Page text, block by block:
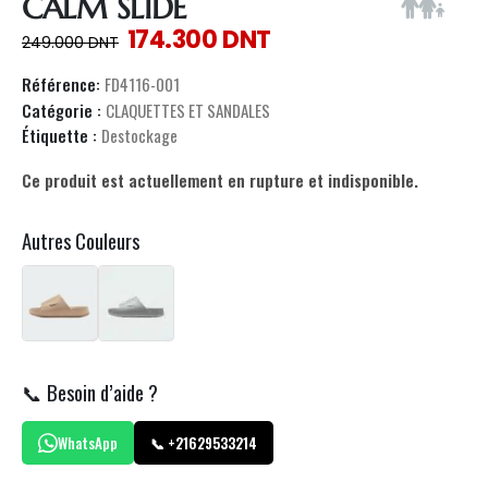
CALM SLIDE
249.000DNT 174.300DNT
Référence: FD4116-001
Catégorie : CLAQUETTES ET SANDALES
Étiquette : Destockage
Ce produit est actuellement en rupture et indisponible.
Autres Couleurs
📞 Besoin d’aide ?
WhatsApp 📞 +21629533214